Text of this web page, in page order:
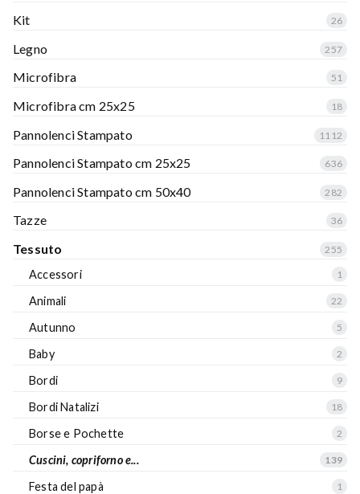
Kit 26
Legno 257
Microfibra 51
Microfibra cm 25x25 18
Pannolenci Stampato 1112
Pannolenci Stampato cm 25x25 636
Pannolenci Stampato cm 50x40 282
Tazze 36
Tessuto 255
Accessori 1
Animali 22
Autunno 5
Baby 2
Bordi 9
Bordi Natalizi 18
Borse e Pochette 2
Cuscini, copriforno e... 139
Festa del papà 1